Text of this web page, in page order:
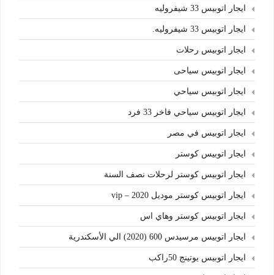
ايجار اتوبيس 33 شيفروليه
ايجار اتوبيس 33 شيفروليه.
ايجار اتوبيس رحلات
ايجار اتوبيس سياحى
ايجار اتوبيس سياحي
ايجار اتوبيس سياحي فاخر 33 فرد
ايجار اتوبيس في مصر
ايجار اتوبيس كوستر
ايجار اتوبيس كوستر لرحلات نصف السنة
ايجار اتوبيس كوستر موديل 2020 – vip
ايجار اتوبيس كوستر وهاي اس
ايجار اتوبيس مرسيدس 600 (2020) الي الأسكندرية
ايجار اتوبيس يوتينج 50راكب